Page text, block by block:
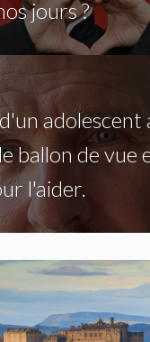
jours ?
adolescent
ballon de vue
l'aider.